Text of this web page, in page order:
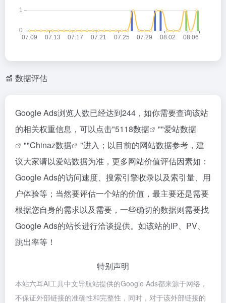
数据评估
Google Ads浏览人数已经达到244，如你需要查询该站
的相关权重信息，可以点击"5118数据 ""爱站数据
""Chinaz数据
"进入；以目前的网站数据参考，建
议大家请以爱站数据为准，更多网站价值评估因素如：
Google Ads的访问速度、搜索引擎收录以及索引量、用
户体验等；当然要评估一个站的价值，最主要还是需要
根据您自身的需求以及需要，一些确切的数据则需要找
Google Ads的站长进行洽谈提供。如该站的IP、PV、
跳出率等！
特别声明
本站六耳AI工具中文导航站提供的Google Ads都来源于网络，
不保证外部链接的准确性和完整性，同时，对于该外部链接的